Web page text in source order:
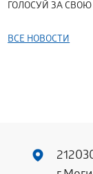
ГОЛОСУЙ ЗА
ВСЕ НОВОСТИ